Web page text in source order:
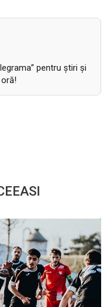
pentru ştiri şi